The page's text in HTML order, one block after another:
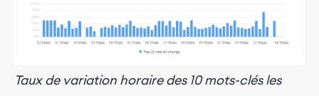
Taux de variation horaire des 10 mots-clés les